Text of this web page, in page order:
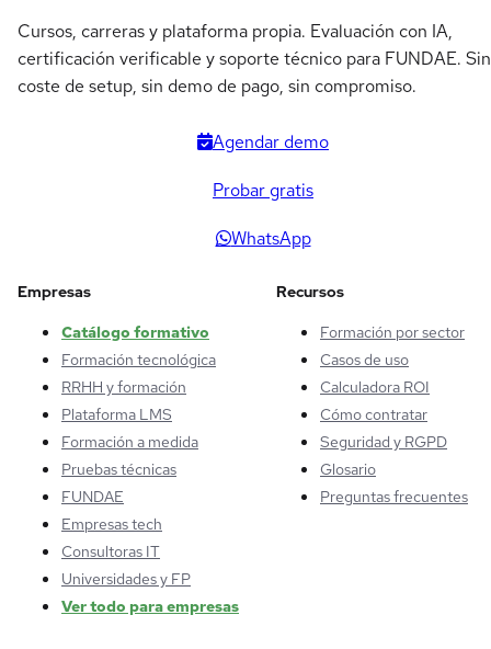
Cursos, carreras y plataforma propia. Evaluación con IA,
certificación verificable y soporte técnico para FUNDAE. Sin
coste de setup, sin demo de pago, sin compromiso.
Agendar demo
Probar gratis
WhatsApp
Empresas
Catálogo formativo
Formación tecnológica
RRHH y formación
Plataforma LMS
Formación a medida
Pruebas técnicas
FUNDAE
Empresas tech
Consultoras IT
Universidades y FP
Ver todo para empresas
Recursos
Formación por sector
Casos de uso
Calculadora ROI
Cómo contratar
Seguridad y RGPD
Glosario
Preguntas frecuentes